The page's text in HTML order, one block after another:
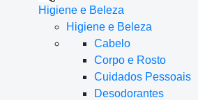
Higiene e Beleza
Higiene e Beleza
Cabelo
Corpo e Rosto
Cuidados Pessoais
Desodorantes